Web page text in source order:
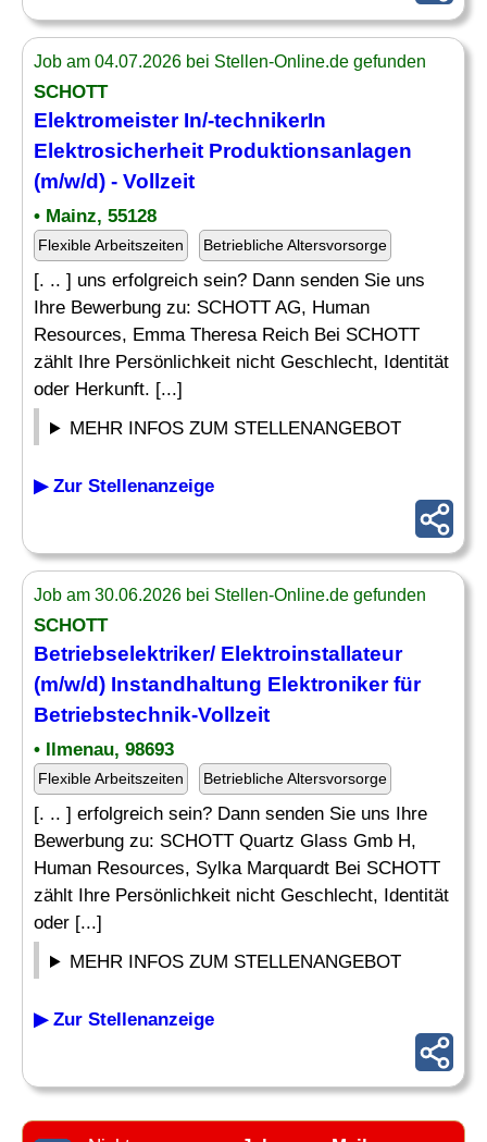
Job am 04.07.2026 bei Stellen-Online.de gefunden
SCHOTT
Elektromeister In/-technikerIn
Elektrosicherheit Produktionsanlagen
(m/w/d) - Vollzeit
• Mainz, 55128
Flexible Arbeitszeiten Betriebliche Altersvorsorge
[. .. ] uns erfolgreich sein? Dann senden Sie uns
Ihre Bewerbung zu: SCHOTT AG, Human
Resources, Emma Theresa Reich Bei SCHOTT
zählt Ihre Persönlichkeit nicht Geschlecht, Identität
oder Herkunft. [...]
MEHR INFOS ZUM STELLENANGEBOT
▶ Zur Stellenanzeige
Job am 30.06.2026 bei Stellen-Online.de gefunden
SCHOTT
Betriebselektriker/ Elektroinstallateur
(m/w/d) Instandhaltung Elektroniker für
Betriebstechnik-Vollzeit
• Ilmenau, 98693
Flexible Arbeitszeiten Betriebliche Altersvorsorge
[. .. ] erfolgreich sein? Dann senden Sie uns Ihre
Bewerbung zu: SCHOTT Quartz Glass Gmb H,
Human Resources, Sylka Marquardt Bei SCHOTT
zählt Ihre Persönlichkeit nicht Geschlecht, Identität
oder [...]
MEHR INFOS ZUM STELLENANGEBOT
▶ Zur Stellenanzeige